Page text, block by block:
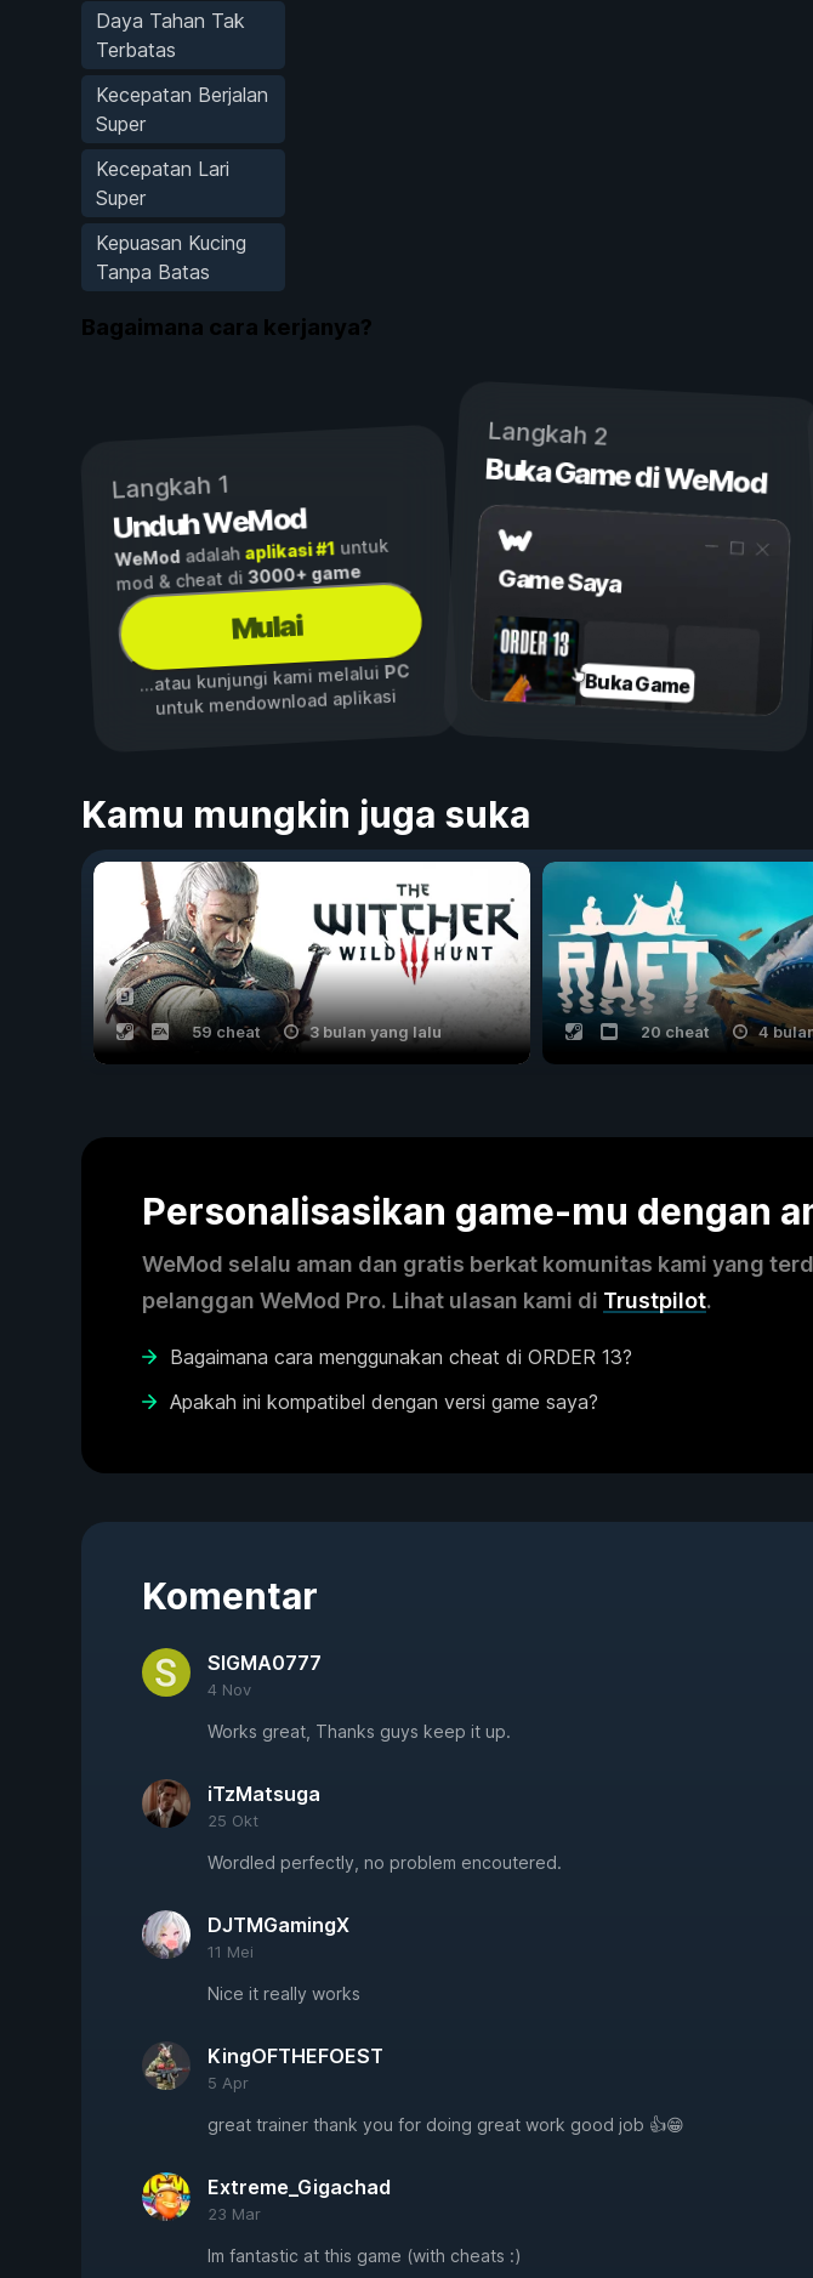
Daya Tahan Tak
Terbatas
Kecepatan Berjalan
Super
Kecepatan Lari
Super
Kepuasan Kucing
Tanpa Batas
Bagaimana cara kerjanya?
Langkah 1
Unduh WeMod
WeMod adalah aplikasi #1untuk
mod & cheat di3000+ game
Mulai
...atau kunjungi kami melalui PC
untuk mendownload aplikasi
Langkah 2
Buka Game di WeMod
Game Saya
Buka Game
Kamu mungkin juga suka
59 cheat 3 bulan yang lalu 20 cheat 4
Personalisasikan game-mu dengan
WeMod selalu aman dan gratis berkat komunitas kami yang
pelanggan WeMod Pro. Lihat ulasan kami di Trustpilot.
Bagaimana cara menggunakan cheat di ORDER 13?
Apakah ini kompatibel dengan versi game saya?
Komentar
SIGMA0777
4 Nov
Works great, Thanks guys keep it up.
iTzMatsuga
25 Okt
Wordled perfectly, no problem encoutered.
DJTMGamingX
11 Mei
Nice it really works
KingOFTHEFOEST
5 Apr
great trainer thank you for doing great work good job 👍😁
Extreme_Gigachad
23 Mar
Im fantastic at this game (with cheats :)